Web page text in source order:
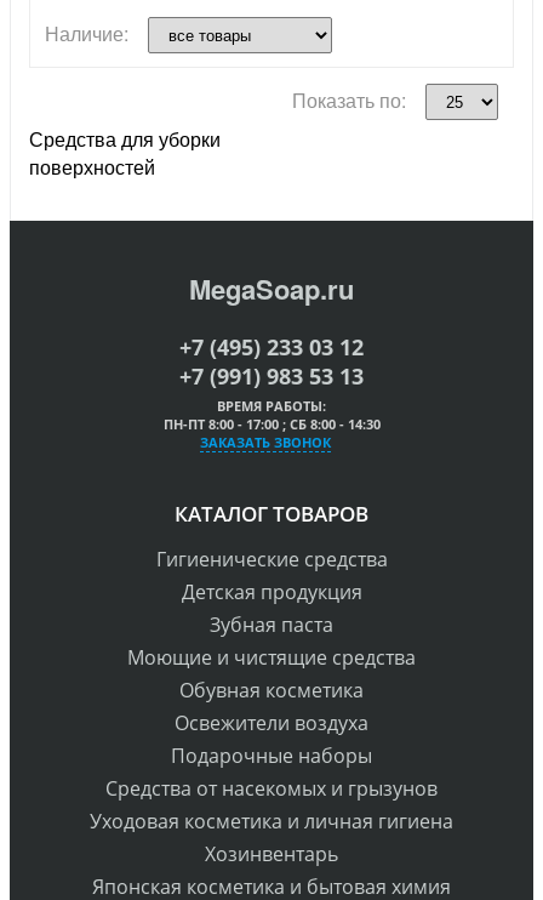
Наличие:
Показать по:
Средства для уборки
поверхностей
MegaSoap.ru
+7 (495) 233 03 12
+7 (991) 983 53 13
ВРЕМЯ РАБОТЫ:
ПН-ПТ 8:00 - 17:00 ; СБ 8:00 - 14:30
ЗАКАЗАТЬ ЗВОНОК
КАТАЛОГ ТОВАРОВ
Гигиенические средства
Детская продукция
Зубная паста
Моющие и чистящие средства
Обувная косметика
Освежители воздуха
Подарочные наборы
Средства от насекомых и грызунов
Уходовая косметика и личная гигиена
Хозинвентарь
Японская косметика и бытовая химия